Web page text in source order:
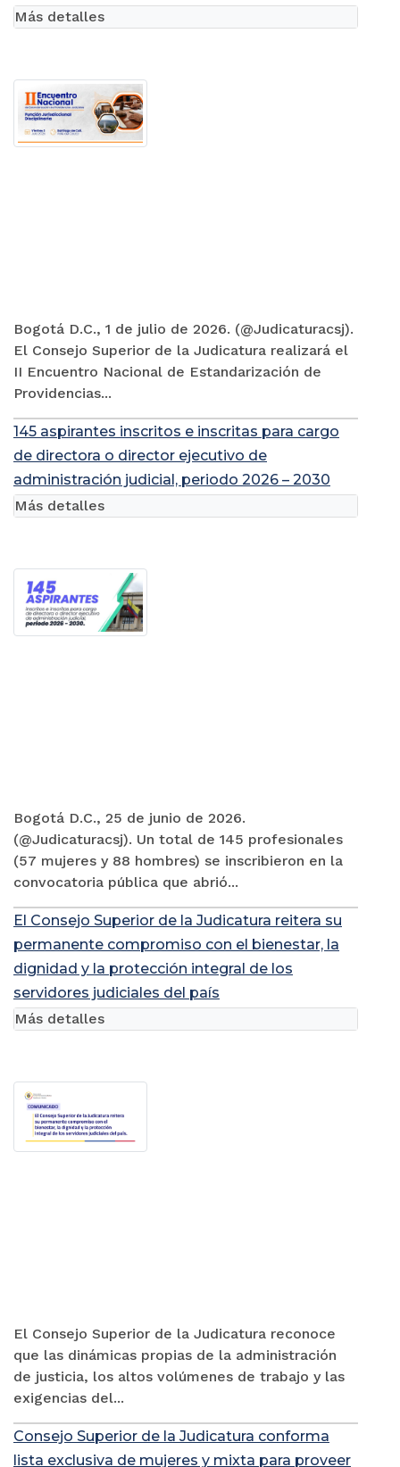
Bogotá D.C., 1 de julio de 2026. (@Judicaturacsj).
El Consejo Superior de la Judicatura realizará el
II Encuentro Nacional de Estandarización de
Providencias...
Más detalles
145 aspirantes inscritos e inscritas para cargo
de directora o director ejecutivo de
administración judicial, periodo 2026 – 2030
Bogotá D.C., 25 de junio de 2026.
(@Judicaturacsj). Un total de 145 profesionales
(57 mujeres y 88 hombres) se inscribieron en la
convocatoria pública que abrió...
Más detalles
El Consejo Superior de la Judicatura reitera su
permanente compromiso con el bienestar, la
dignidad y la protección integral de los
servidores judiciales del país
El Consejo Superior de la Judicatura reconoce
que las dinámicas propias de la administración
de justicia, los altos volúmenes de trabajo y las
exigencias del...
Más detalles
Consejo Superior de la Judicatura conforma
lista exclusiva de mujeres y mixta para proveer